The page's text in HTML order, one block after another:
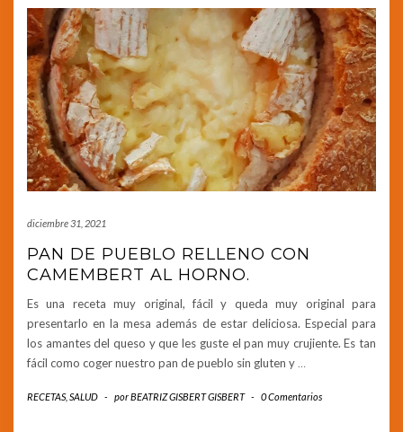
diciembre 31, 2021
PAN DE PUEBLO RELLENO CON
CAMEMBERT AL HORNO.
Es una receta muy original, fácil y queda muy original para
presentarlo en la mesa además de estar deliciosa. Especial para
los amantes del queso y que les guste el pan muy crujiente. Es tan
fácil como coger nuestro pan de pueblo sin gluten y …
RECETAS, SALUD - porBEATRIZ GISBERT GISBERT - 0 Comentarios